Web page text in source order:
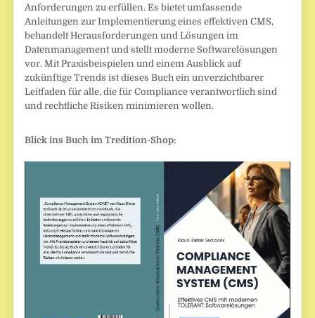
Anforderungen zu erfüllen. Es bietet umfassende
Anleitungen zur Implementierung eines effektiven CMS,
behandelt Herausforderungen und Lösungen im
Datenmanagement und stellt moderne Softwarelösungen
vor. Mit Praxisbeispielen und einem Ausblick auf
zukünftige Trends ist dieses Buch ein unverzichtbarer
Leitfaden für alle, die für Compliance verantwortlich sind
und rechtliche Risiken minimieren wollen.
Blick ins Buch im Tredition-Shop: